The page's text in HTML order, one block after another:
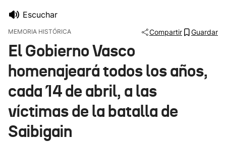
Ikusmiran
Eguraldia
Escuchar
MEMORIA HISTÓRICA Compartir Guardar
El Gobierno Vasco
homenajeará todos los años,
cada 14 de abril, a las
víctimas de la batalla de
Saibigain